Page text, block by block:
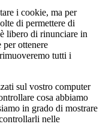
i cookie, ma per
di permettere di
libero di rinunciare in
ottenere
tutti i
sul vostro computer
cosa abbiamo
in grado di mostrare
nelle